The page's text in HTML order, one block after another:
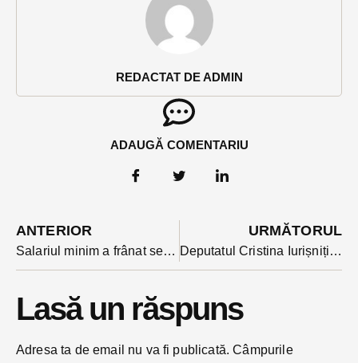
REDACTAT DE ADMIN
ADAUGĂ COMENTARIU
ANTERIOR
Salariul minim a frânat serios profitul de la Comelf
URMĂTORUL
Deputatul Cristina Iurișniți sare în apărarea muncitorilor de la Leoni
Lasă un răspuns
Adresa ta de email nu va fi publicată. Câmpurile